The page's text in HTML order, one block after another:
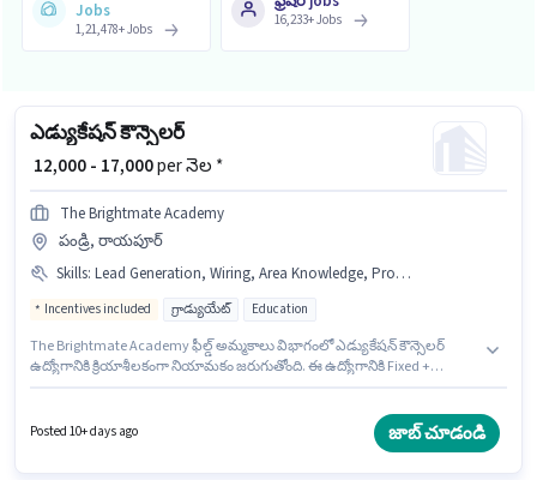
Jobs
1,21,478+Jobs
16,233+Jobs
ఎడ్యుకేషన్ కౌన్సెలర్
₹ 12,000 - 17,000per నెల *
The Brightmate Academy
పండ్రి, రాయపూర్
Skills: Lead Generation, Wiring, Area Knowledge, Product Demo
Incentives included గ్రాడ్యుయేట్ Education
The Brightmate Academy ఫీల్డ్ అమ్మకాలు విభాగంలో ఎడ్యుకేషన్ కౌన్సెలర్
ఉద్యోగానికి క్రియాశీలకంగా నియామకం జరుగుతోంది. ఈ ఉద్యోగానికి Fixed +
సంపాదించవచ్చు. ఈ ఉద్యోగానికి అభ్యర్థి వద్ద Lead Generation, Product Demo,
Wiring, Area Knowledge ఉండాలి. ఈ ఉద్యోగానికి అభ్యర్థులు తప్పనిసరిగా
Posted 10+ days ago జాబ్ చూడండి